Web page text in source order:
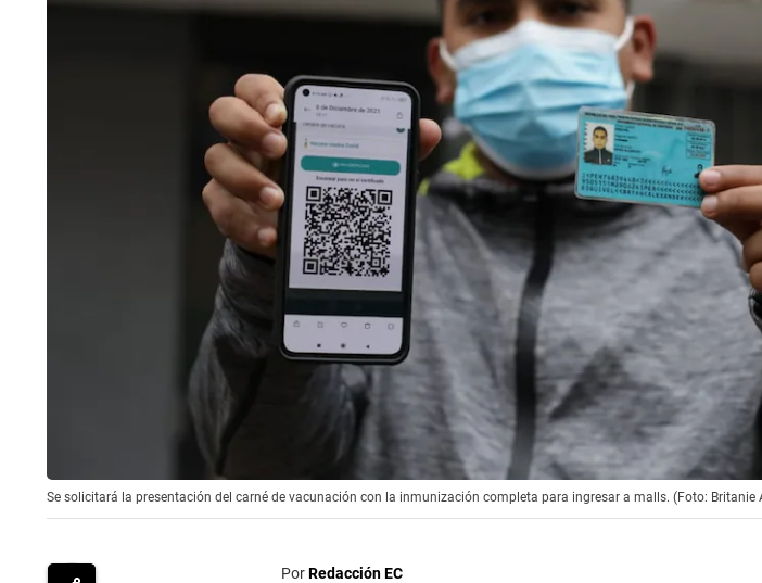
Se solicitará la presentación del carné de vacunación con la inmunización completa para ingresar a malls. (Foto: Britanie
PorRedacción EC